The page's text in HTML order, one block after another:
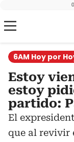
6AM Hoy por
Estoy
estoy
partido:
El
que al revivir